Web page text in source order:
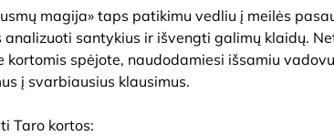
magija» taps patikimu vedliu į meilės
analizuoti santykius ir išvengti galimų klaidų.
kortomis spėjote, naudodamiesi išsamiu vadovu
į svarbiausius klausimus.
Taro kortos: